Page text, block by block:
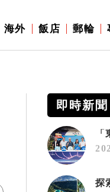
海外 飯店 郵輪
即時新聞